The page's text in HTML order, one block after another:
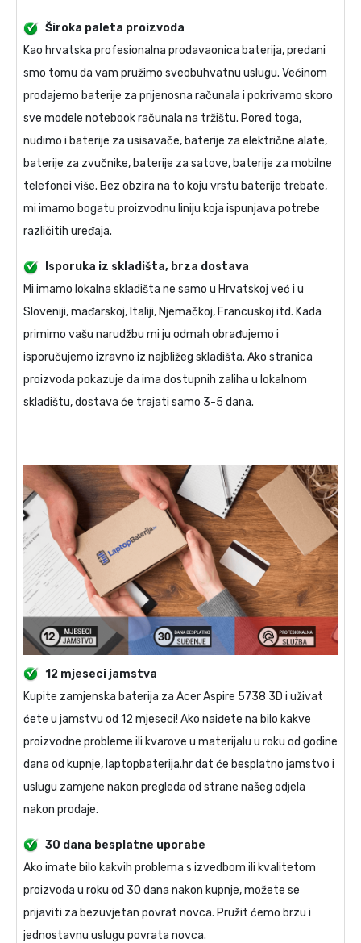
Široka paleta proizvoda
Kao hrvatska profesionalna prodavaonica baterija, predani
smo tomu da vam pružimo sveobuhvatnu uslugu. Većinom
prodajemo baterije za prijenosna računala i pokrivamo skoro
sve modele notebook računala na tržištu. Pored toga,
nudimo i baterije za usisavače, baterije za električne alate,
baterije za zvučnike, baterije za satove, baterije za mobilne
telefonei više. Bez obzira na to koju vrstu baterije trebate,
mi imamo bogatu proizvodnu liniju koja ispunjava potrebe
različitih uređaja.
Isporuka iz skladišta, brza dostava
Mi imamo lokalna skladišta ne samo u Hrvatskoj već i u
Sloveniji, mađarskoj, Italiji, Njemačkoj, Francuskoj itd. Kada
primimo vašu narudžbu mi ju odmah obrađujemo i
isporučujemo izravno iz najbližeg skladišta. Ako stranica
proizvoda pokazuje da ima dostupnih zaliha u lokalnom
skladištu, dostava će trajati samo 3-5 dana.
12 mjeseci jamstva
Kupite zamjenska baterija za Acer Aspire 5738 3D i uživat
ćete u jamstvu od 12 mjeseci! Ako naiđete na bilo kakve
proizvodne probleme ili kvarove u materijalu u roku od godine
dana od kupnje, laptopbaterija.hr dat će besplatno jamstvo i
uslugu zamjene nakon pregleda od strane našeg odjela
nakon prodaje.
30 dana besplatne uporabe
Ako imate bilo kakvih problema s izvedbom ili kvalitetom
proizvoda u roku od 30 dana nakon kupnje, možete se
prijaviti za bezuvjetan povrat novca. Pružit ćemo brzu i
jednostavnu uslugu povrata novca.